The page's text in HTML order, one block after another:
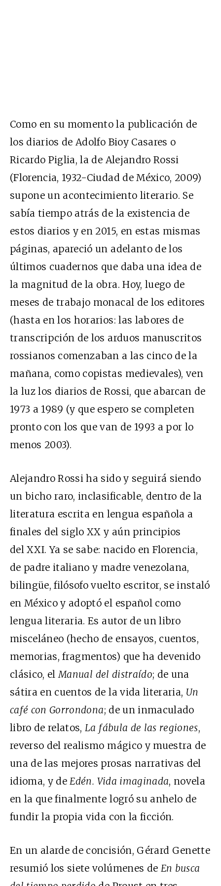
Como en su momento la publicación de
los diarios de Adolfo Bioy Casares o
Ricardo Piglia, la de Alejandro Rossi
(Florencia, 1932-Ciudad de México, 2009)
supone un acontecimiento literario. Se
sabía tiempo atrás de la existencia de
estos diarios y en 2015, en estas mismas
páginas, apareció un adelanto de los
últimos cuadernos que daba una idea de
la magnitud de la obra. Hoy, luego de
meses de trabajo monacal de los editores
(hasta en los horarios: las labores de
transcripción de los arduos manuscritos
rossianos comenzaban a las cinco de la
mañana, como copistas medievales), ven
la luz los diarios de Rossi, que abarcan de
1973 a 1989 (y que espero se completen
pronto con los que van de 1993 a por lo
menos 2003).
Alejandro Rossi ha sido y seguirá siendo
un bicho raro, inclasificable, dentro de la
literatura escrita en lengua española a
finales del siglo XX y aún principios
del XXI. Ya se sabe: nacido en Florencia,
de padre italiano y madre venezolana,
bilingüe, filósofo vuelto escritor, se instaló
en México y adoptó el español como
lengua literaria. Es autor de un libro
misceláneo (hecho de ensayos, cuentos,
memorias, fragmentos) que ha devenido
clásico, el Manual del distraído; de una
sátira en cuentos de la vida literaria, Un
café con Gorrondona; de un inmaculado
libro de relatos, La fábula de las regiones,
reverso del realismo mágico y muestra de
una de las mejores prosas narrativas del
idioma, y de Edén. Vida imaginada, novela
en la que finalmente logró su anhelo de
fundir la propia vida con la ficción.
En un alarde de concisión, Gérard Genette
resumió los siete volúmenes de En busca